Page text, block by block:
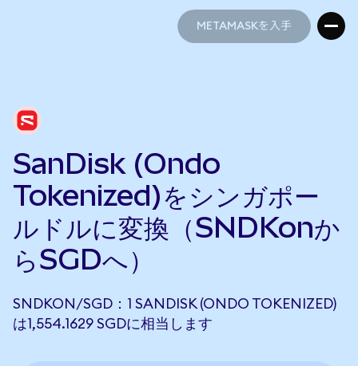
METAMASKを入手
SanDisk (Ondo
Tokenized)をシンガポー
ルドルに変換（SNDKonか
らSGDへ）
SNDKON/SGD：1 SANDISK (ONDO TOKENIZED)
は1,554.1629 SGDに相当します